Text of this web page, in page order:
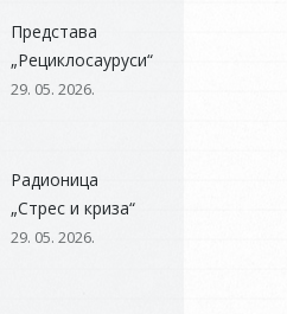
Представа
„Рециклосауруси“
29. 05. 2026.
Радионица
„Стрес и криза“
29. 05. 2026.